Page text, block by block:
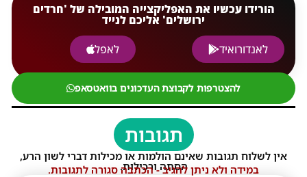
הורידו עכשיו את האפליקצייה המובילה של 'חרדים
ירושלים' אליכם לנייד
לאנדורואיד
לאפל
להצטרפות לקבוצת העדכונים בוואטסאפ
תגובות
אין לשלוח תגובות שאינם הולמות או מכילות דברי לשון הרע,
הסתה ורכילות.
במידה ולא ניתן להגיב - הכתבה סגורה לתגובות.